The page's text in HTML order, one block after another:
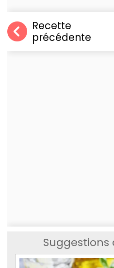
Recette
précédente